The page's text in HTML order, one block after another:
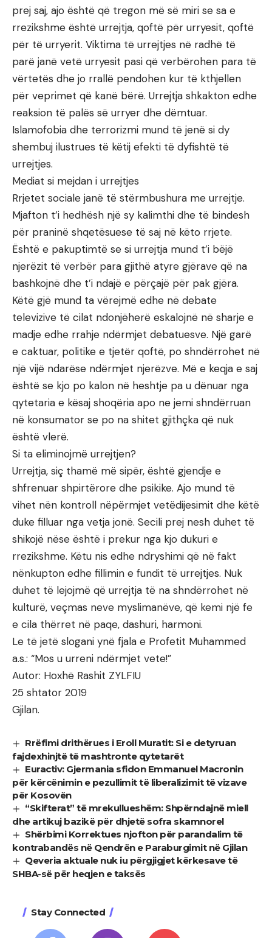
prej saj, ajo është që tregon më së miri se sa e
rrezikshme është urrejtja, qoftë për urryesit, qoftë
për të urryerit. Viktima të urrejtjes në radhë të
parë janë vetë urryesit pasi që verbërohen para të
vërtetës dhe jo rrallë pendohen kur të kthjellen
për veprimet që kanë bërë. Urrejtja shkakton edhe
reaksion të palës së urryer dhe dëmtuar.
Islamofobia dhe terrorizmi mund të jenë si dy
shembuj ilustrues të këtij efekti të dyfishtë të
urrejtjes.
Mediat si mejdan i urrejtjes
Rrjetet sociale janë të stërmbushura me urrejtje.
Mjafton t’i hedhësh një sy kalimthi dhe të bindesh
për praninë shqetësuese të saj në këto rrjete.
Është e pakuptimtë se si urrejtja mund t’i bëjë
njerëzit të verbër para gjithë atyre gjërave që na
bashkojnë dhe t’i ndajë e përçajë për pak gjëra.
Këtë gjë mund ta vërejmë edhe në debate
televizive të cilat ndonjëherë eskalojnë në sharje e
madje edhe rrahje ndërmjet debatuesve. Një garë
e caktuar, politike e tjetër qoftë, po shndërrohet në
një vijë ndarëse ndërmjet njerëzve. Më e keqja e saj
është se kjo po kalon në heshtje pa u dënuar nga
qytetaria e kësaj shoqëria apo ne jemi shndërruan
në konsumator se po na shitet gjithçka që nuk
është vlerë.
Si ta eliminojmë urrejtjen?
Urrejtja, siç thamë më sipër, është gjendje e
shfrenuar shpirtërore dhe psikike. Ajo mund të
vihet nën kontroll nëpërmjet vetëdijesimit dhe këtë
duke filluar nga vetja jonë. Secili prej nesh duhet të
shikojë nëse është i prekur nga kjo dukuri e
rrezikshme. Këtu nis edhe ndryshimi që në fakt
nënkupton edhe fillimin e fundit të urrejtjes. Nuk
duhet të lejojmë që urrejtja të na shndërrohet në
kulturë, veçmas neve myslimanëve, që kemi një fe
e cila thërret në paqe, dashuri, harmoni.
Le të jetë slogani ynë fjala e Profetit Muhammed
a.s.: “Mos u urreni ndërmjet vete!”
Autor: Hoxhë Rashit ZYLFIU
25 shtator 2019
Gjilan.
Rrëfimi drithërues i Eroll Muratit: Si e detyruan
fajdexhinjtë të mashtronte qytetarët
Euractiv: Gjermania sfidon Emmanuel Macronin
për kërcënimin e pezullimit të liberalizimit të vizave
për Kosovën
“Skifterat” të mrekullueshëm: Shpërndajnë miell
dhe artikuj bazikë për dhjetë sofra skamnorel
Shërbimi Korrektues njofton për parandalim të
kontrabandës në Qendrën e Paraburgimit në Gjilan
Qeveria aktuale nuk iu përgjigjet kërkesave të
SHBA-së për heqjen e taksës
Stay Connected